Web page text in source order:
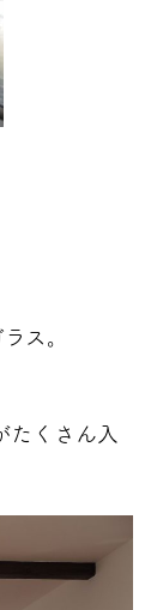
ス。
くさん入